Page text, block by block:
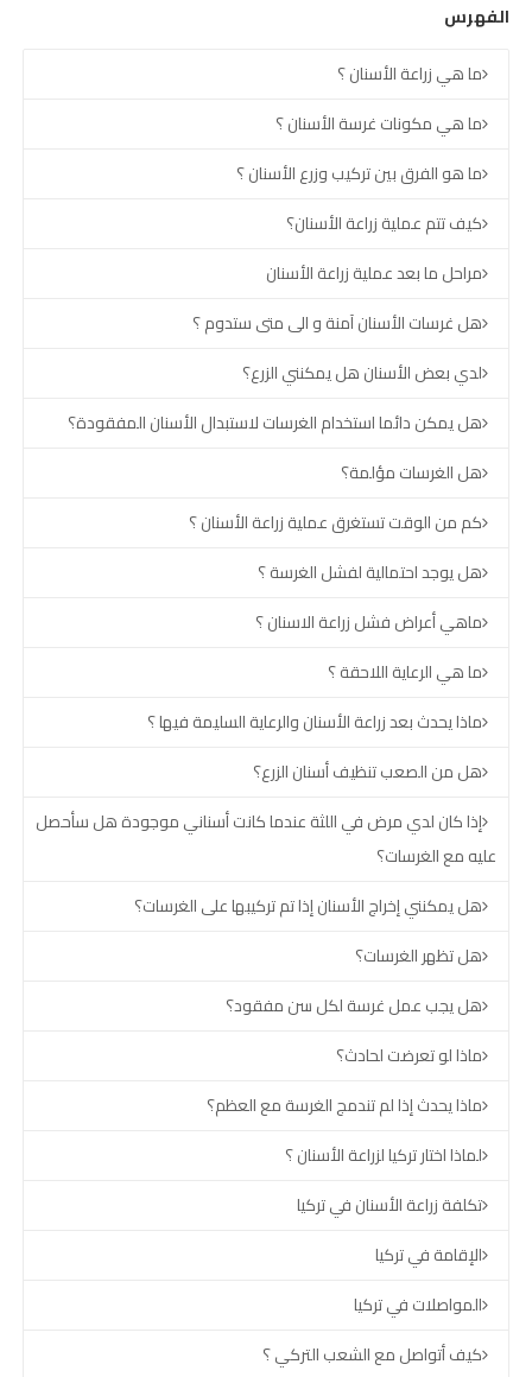
الفهرس
ما هي زراعة الأسنان ؟
ما هي مكونات غرسة الأسنان ؟
ما هو الفرق بين تركيب وزرع الأسنان ؟
كيف تتم عملية زراعة الأسنان؟
مراحل ما بعد عملية زراعة الأسنان
هل غرسات الأسنان آمنة و الى متى ستدوم ؟
لدي بعض الأسنان هل يمكنني الزرع؟
هل يمكن دائما استخدام الغرسات لاستبدال الأسنان المفقودة؟
هل الغرسات مؤلمة؟
كم من الوقت تستغرق عملية زراعة الأسنان ؟
هل يوجد احتمالية لفشل الغرسة ؟
ماهي أعراض فشل زراعة الاسنان ؟
ما هي الرعاية اللاحقة ؟
ماذا يحدث بعد زراعة الأسنان والرعاية السليمة فيها ؟
هل من الصعب تنظيف أسنان الزرع؟
إذا كان لدي مرض في اللثة عندما كانت أسناني موجودة هل سأحصل
عليه مع الغرسات؟
هل يمكنني إخراج الأسنان إذا تم تركيبها على الغرسات؟
هل تظهر الغرسات؟
هل يجب عمل غرسة لكل سن مفقود؟
ماذا لو تعرضت لحادث؟
ماذا يحدث إذا لم تندمج الغرسة مع العظم؟
لماذا اختار تركيا لزراعة الأسنان ؟
تكلفة زراعة الأسنان في تركيا
الإقامة في تركيا
المواصلات في تركيا
كيف أتواصل مع الشعب التركي ؟